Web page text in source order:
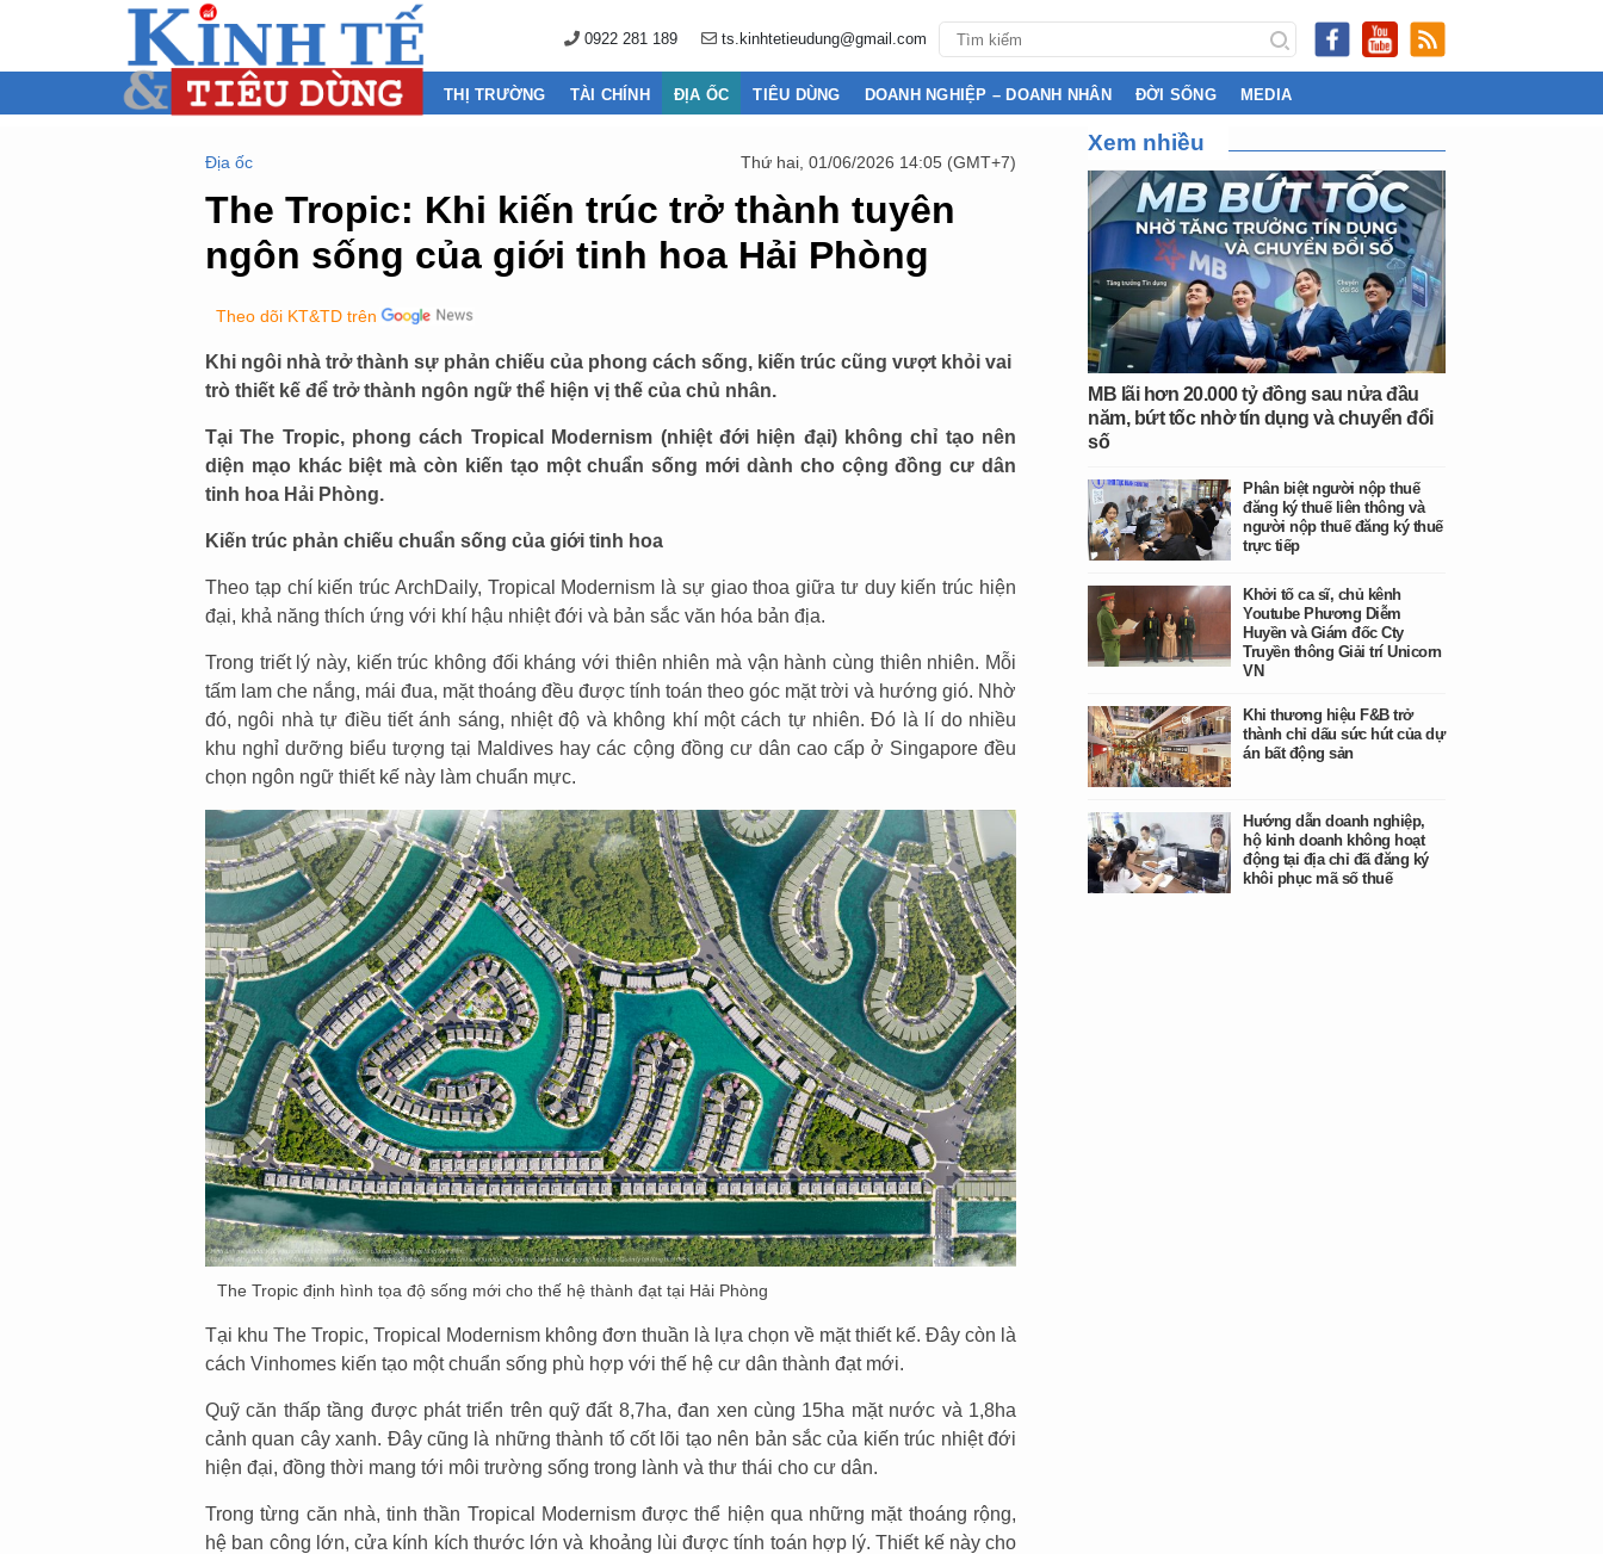
0922 281 189 ts.kinhtetieudung@gmail.com
THỊ TRƯỜNG TÀI CHÍNH ĐỊA ỐC TIÊU DÙNG DOANH NGHIỆP – DOANH NHÂN ĐỜI SỐNG MEDIA
Địa ốc Thứ hai, 01/06/2026 14:05 (GMT+7)
The Tropic: Khi kiến trúc trở thành tuyên
ngôn sống của giới tinh hoa Hải Phòng
Theo dõi KT&TD trên
Khi ngôi nhà trở thành sự phản chiếu của phong cách sống, kiến trúc cũng vượt khỏi vai
trò thiết kế để trở thành ngôn ngữ thể hiện vị thế của chủ nhân.
Tại The Tropic, phong cách Tropical Modernism (nhiệt đới hiện đại) không chỉ tạo nên
diện mạo khác biệt mà còn kiến tạo một chuẩn sống mới dành cho cộng đồng cư dân
tinh hoa Hải Phòng.
Kiến trúc phản chiếu chuẩn sống của giới tinh hoa
Theo tạp chí kiến trúc ArchDaily, Tropical Modernism là sự giao thoa giữa tư duy kiến trúc hiện
đại, khả năng thích ứng với khí hậu nhiệt đới và bản sắc văn hóa bản địa.
Trong triết lý này, kiến trúc không đối kháng với thiên nhiên mà vận hành cùng thiên nhiên. Mỗi
tấm lam che nắng, mái đua, mặt thoáng đều được tính toán theo góc mặt trời và hướng gió. Nhờ
đó, ngôi nhà tự điều tiết ánh sáng, nhiệt độ và không khí một cách tự nhiên. Đó là lí do nhiều
khu nghỉ dưỡng biểu tượng tại Maldives hay các cộng đồng cư dân cao cấp ở Singapore đều
chọn ngôn ngữ thiết kế này làm chuẩn mực.
The Tropic định hình tọa độ sống mới cho thế hệ thành đạt tại Hải Phòng
Tại khu The Tropic, Tropical Modernism không đơn thuần là lựa chọn về mặt thiết kế. Đây còn là
cách Vinhomes kiến tạo một chuẩn sống phù hợp với thế hệ cư dân thành đạt mới.
Quỹ căn thấp tầng được phát triển trên quỹ đất 8,7ha, đan xen cùng 15ha mặt nước và 1,8ha
cảnh quan cây xanh. Đây cũng là những thành tố cốt lõi tạo nên bản sắc của kiến trúc nhiệt đới
hiện đại, đồng thời mang tới môi trường sống trong lành và thư thái cho cư dân.
Trong từng căn nhà, tinh thần Tropical Modernism được thể hiện qua những mặt thoáng rộng,
hệ ban công lớn, cửa kính kích thước lớn và khoảng lùi được tính toán hợp lý. Thiết kế này cho
Xem nhiều
MB lãi hơn 20.000 tỷ đồng sau nửa đầu
năm, bứt tốc nhờ tín dụng và chuyển đổi
số
Phân biệt người nộp thuế
đăng ký thuế liên thông và
người nộp thuế đăng ký thuế
trực tiếp
Khởi tố ca sĩ, chủ kênh
Youtube Phương Diễm
Huyền và Giám đốc Cty
Truyền thông Giải trí Unicorn
VN
Khi thương hiệu F&B trở
thành chỉ dấu sức hút của dự
án bất động sản
Hướng dẫn doanh nghiệp,
hộ kinh doanh không hoạt
động tại địa chỉ đã đăng ký
khôi phục mã số thuế